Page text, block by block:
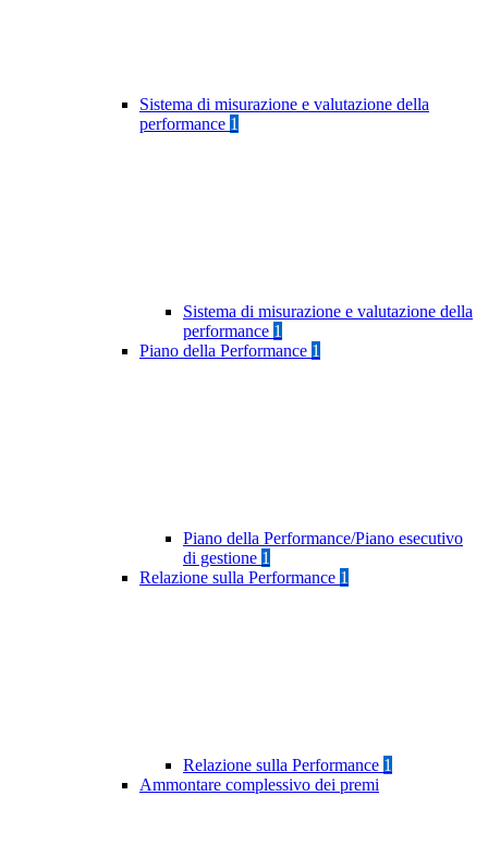
Sistema di misurazione e valutazione della
performance 1
Sistema di misurazione e valutazione della
performance 1
Piano della Performance 1
Piano della Performance/Piano esecutivo
di gestione 1
Relazione sulla Performance 1
Relazione sulla Performance 1
Ammontare complessivo dei premi